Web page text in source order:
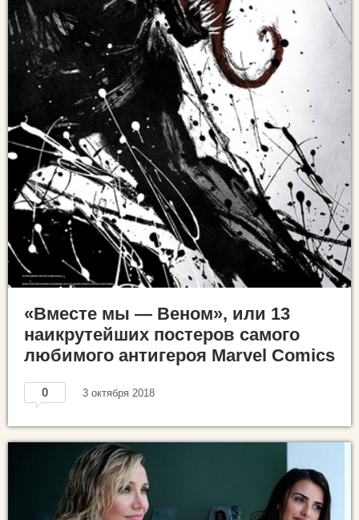
«Вместе мы — Веном», или 13
наикрутейших постеров самого
любимого антигероя Marvel Comics
0 3 октября 2018